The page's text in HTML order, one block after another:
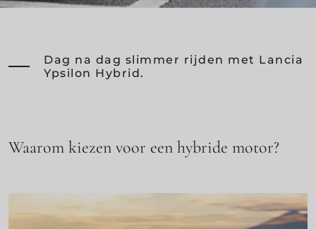
Dag na dag slimmer rijden met Lancia
Ypsilon Hybrid.
Waarom kiezen voor een hybride motor?